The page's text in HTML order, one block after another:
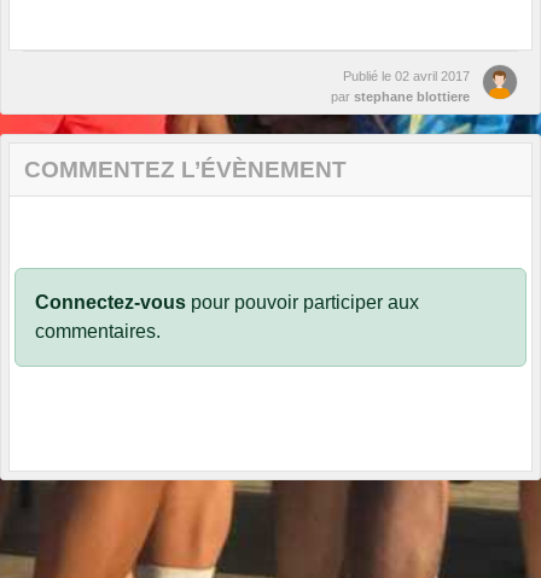
Publié le 02 avril 2017
par stephane blottiere
COMMENTEZ L’ÉVÈNEMENT
Connectez-vous pour pouvoir participer aux
commentaires.